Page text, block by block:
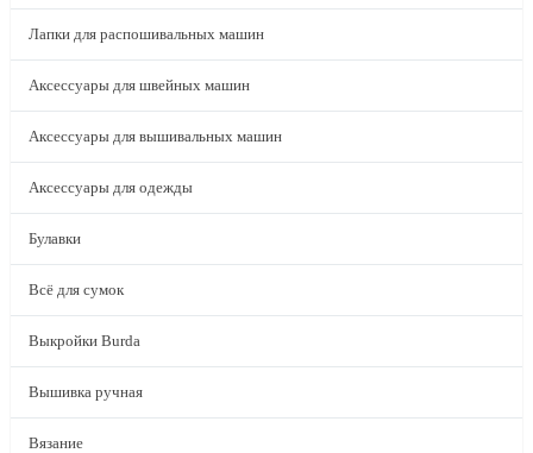
Лапки для распошивальных машин
Аксессуары для швейных машин
Аксессуары для вышивальных машин
Аксессуары для одежды
Булавки
Всё для сумок
Выкройки Burda
Вышивка ручная
Вязание